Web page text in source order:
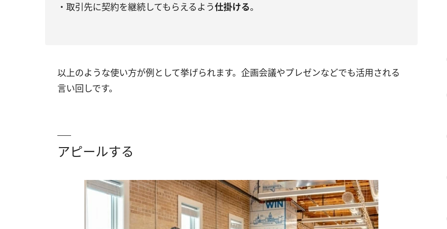
・取引先に契約を継続してもらえるよう仕掛ける。
以上のような使い方が例として挙げられます。企画会議やプレゼンなどでも活用される
言い回しです。
アピールする